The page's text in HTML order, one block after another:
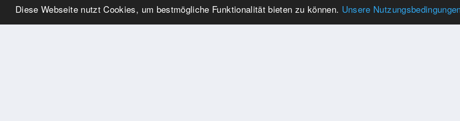
Diese Webseite nutzt Cookies, um bestmögliche Funktionalität bieten zu können. Unsere